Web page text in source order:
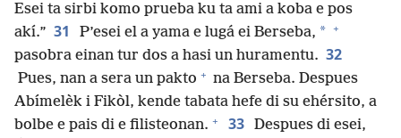
Esei ta sirbi komo prueba ku ta ami a koba e pos
akí.” 31 P’esei el a yama e lugá ei Berseba, * +
pasobra einan tur dos a hasi un huramentu. 32
Pues, nan a sera un pakto + na Berseba. Despues
Abímelèk i Fikòl, kende tabata hefe di su ehérsito, a
bolbe e pais di e filisteonan. + 33 Despues di esei,